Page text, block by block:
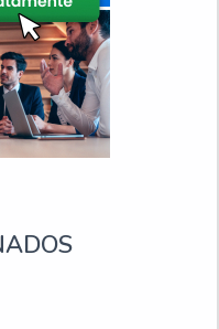
e
qualificações
chão de fábrica de alta
atividades e estrutura
esses
de
ponta.